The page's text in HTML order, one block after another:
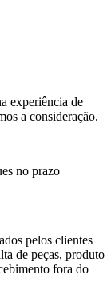
experiência de
a consideração.
no prazo
pelos clientes
de peças, produto
fora do